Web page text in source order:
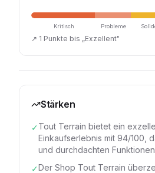
Kritisch Probleme
↗ 1 Punkte bis „Exzellent"
Stärken
✓Tout Terrain bietet ein
Einkaufserlebnis mit 94/100,
und durchdachten
✓Der Shop Tout Terrain